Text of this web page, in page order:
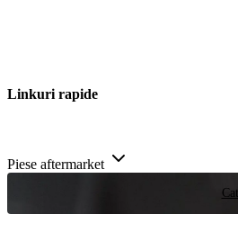
Linkuri rapide
Piese aftermarket